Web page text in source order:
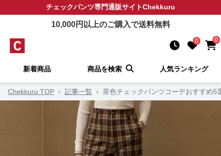
チェックパンツ専門通販サイトChekkuru
10,000円以上のご購入で送料無料
0 0
新着商品 商品を検索 人気ランキング
Chekkuru TOP › 記事一覧 › 茶色チェックパンツコーデおすすめ5